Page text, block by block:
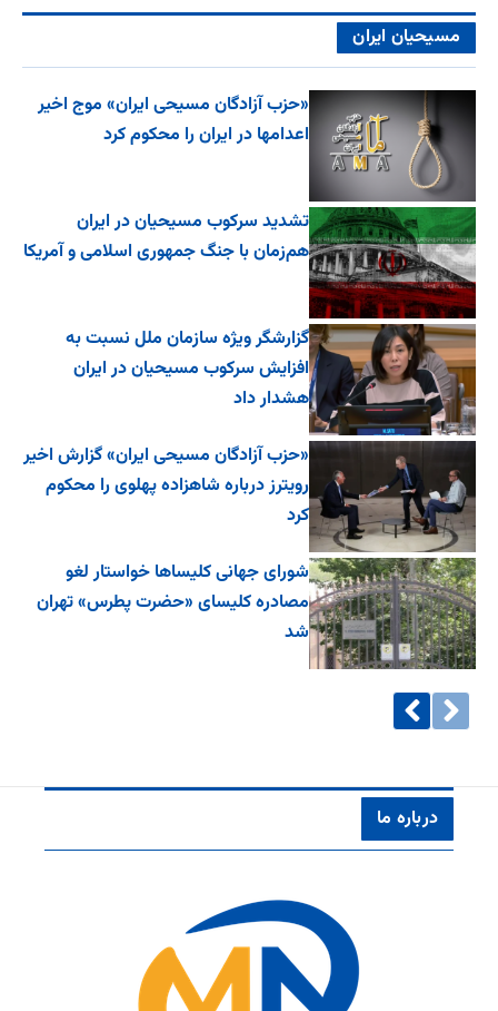
مسیحیان ایران
«حزب آزادگان مسیحی ایران» موج اخیر
اعدامها در ایران را محکوم کرد
تشدید سرکوب مسیحیان در ایران
هم‌زمان با جنگ جمهوری اسلامی و آمریکا
گزارشگر ویژه سازمان ملل نسبت به
افزایش سرکوب مسیحیان در ایران
هشدار داد
«حزب آزادگان مسیحی ایران» گزارش اخیر
رویترز درباره شاهزاده پهلوی را محکوم
کرد
شورای جهانی کلیساها خواستار لغو
مصادره کلیسای «حضرت پطرس» تهران
شد
درباره ما